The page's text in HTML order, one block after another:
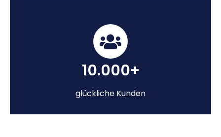
10.000+
glückliche Kunden